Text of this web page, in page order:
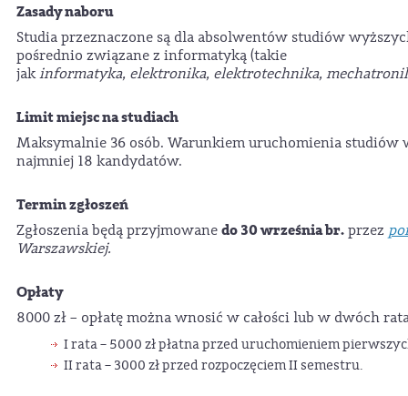
Zasady naboru
Studia przeznaczone są dla absolwentów studiów
pośrednio związane z informatyką (takie
jakinformatyka, elektronika, elektrotechnika,
Limit miejsc na studiach
Maksymalnie 36 osób. Warunkiem uruchomienia studiów
najmniej 18 kandydatów.
Termin zgłoszeń
Zgłoszenia będą przyjmowane do 30 września br. przez
Warszawskiej.
Opłaty
8000 zł – opłatę można wnosić w całości lub w dwóch
I rata – 5000 zł płatna przed uruchomieniem
II rata – 3000 zł przed rozpoczęciem II semestru.